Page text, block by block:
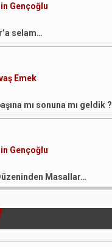
Gençoğlu
selam…
Emek
mı sonuna mı geldik ?
Gençoğlu
Masallar…